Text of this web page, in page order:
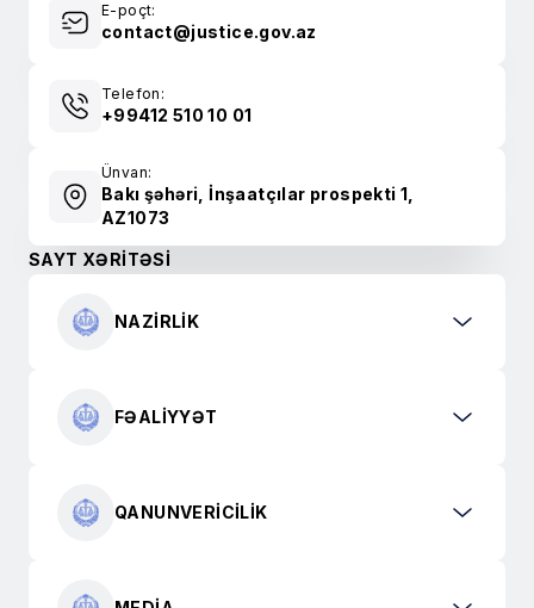
E-poçt:
contact@justice.gov.az
Telefon:
+99412 510 10 01
Ünvan:
Bakı şəhəri, İnşaatçılar prospekti 1,
AZ1073
SAYT XƏRİTƏSİ
NAZIRLIK
FƏALIYYƏT
QANUNVERICILIK